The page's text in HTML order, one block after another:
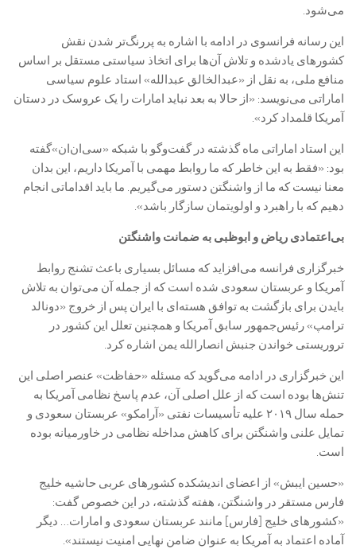
می‌شود.
این رسانه فرانسوی در ادامه با اشاره به پررنگ‌تر شدن نقش
کشورهای یادشده و تلاش آن‌ها برای اتخاذ سیاستی مستقل بر اساس
منافع ملی، به نقل از «عبدالخالق عبدالله» استاد علوم سیاسی
اماراتی می‌نویسد: «از حالا به بعد نباید امارات را یک عروسک در دستان
آمریکا قلمداد کرد».
این استاد اماراتی ماه گذشته در گفت‌و‌گو با شبکه «سی‌ان‌ان»گفته
بود: «فقط به این خاطر که ما روابط مهمی با آمریکا داریم، این بدان
معنا نیست که ما از واشنگتن دستور می‌گیریم. ما باید اقداماتی انجام
دهیم که با راهبرد و اولویتمان سازگار باشد».
بی‌اعتمادی ریاض و ابوظبی به ضمانت واشنگتن
خبرگزاری فرانسه می‌افزاید که مسائل بسیاری باعث تشنج روابط
آمریکا و عربستان سعودی شده است که از جمله آن می‌توان به تلاش
بایدن برای بازگشت به توافق هسته‌ای با ایران پس از خروج «دونالد
ترامپ» رئیس‌جمهور سابق آمریکا و همچنین تعلل این کشور در
تروریستی خواندن جنبش انصارالله یمن اشاره کرد.
این خبرگزاری در ادامه می‌گوید که مسئله «حفاظت» عنصر اصلی این
تنش‌ها بوده است که از علل اصلی آن، عدم پاسخ نظامی آمریکا به
حمله سال ۲۰۱۹ علیه تأسیسات نفتی «آرامکو» عربستان سعودی و
تمایل علنی واشنگتن برای کاهش مداخله نظامی در خاورمیانه بوده
است.
«حسین ایبش» از اعضای اندیشکده کشورهای عربی حاشیه خلیج
فارس مستقر در واشنگتن، هفته گذشته، در این خصوص گفت:
«کشورهای خلیج [فارس] مانند عربستان سعودی و امارات… دیگر
آماده اعتماد به آمریکا به عنوان ضامن نهایی امنیت نیستند».